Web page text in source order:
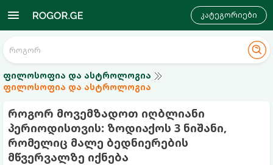
კატეგორიები
ფილოსოფია და ასტროლოგია
ფილოსოფია და ასტროლოგია
როგორ მოვემზადოთ იღბლიანი
პერიოდისთვის: ზოდიაქოს 3 ნიშანი,
რომელიც მალე ბედნიერების
მწვერვალზე იქნება